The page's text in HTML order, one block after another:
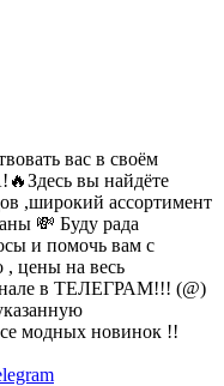
вас в своём
вы найдёте
,широкий ассортимент
💸 Буду рада
и помочь вам с
, цены на весь
в ТЕЛЕГРАМ!!! (@)
модных новинок !!